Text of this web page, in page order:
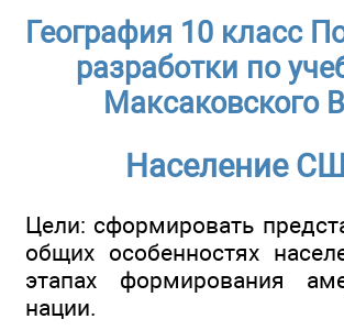
География 10 класс
разработки по
Максаковского
Население
Цели: сформировать
общих особенностях
этапах формирования
нации.